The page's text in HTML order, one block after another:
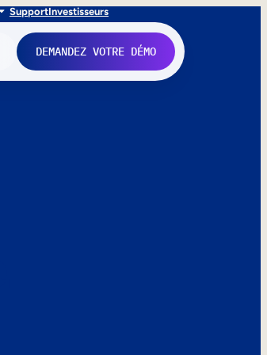
SupportInvestisseurs
DEMANDEZ VOTRE DÉMO